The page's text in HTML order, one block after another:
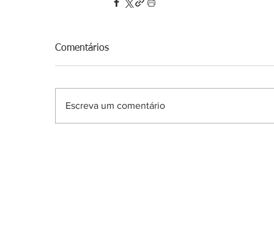
Comentários
Escreva um comentário